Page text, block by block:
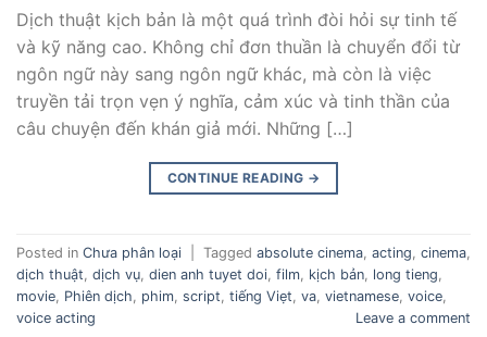
Dịch thuật kịch bản là một quá trình đòi hỏi sự tinh tế
và kỹ năng cao. Không chỉ đơn thuần là chuyển đổi từ
ngôn ngữ này sang ngôn ngữ khác, mà còn là việc
truyền tải trọn vẹn ý nghĩa, cảm xúc và tinh thần của
câu chuyện đến khán giả mới. Những […]
CONTINUE READING →
Posted in Chưa phân loại Tagged absolute cinema acting cinema
dịch thuật dịch vụ dien anh tuyet doi film kịch bản long tieng
movie Phiên dịch phim script tiếng Viẹt va vietnamese voice
voice acting
Leave a comment